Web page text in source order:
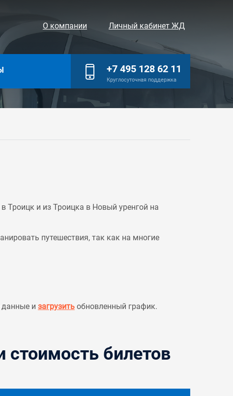
О компании Личный кабинет ЖД
+7 495 128 62 11
Круглосуточная поддержка
Троицк и из Троицка в Новый уренгой на
путешествия, так как на многие
и загрузить обновленный график.
стоимость билетов